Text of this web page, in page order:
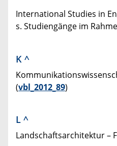
International Studies in
s. Studiengänge im
K ^
(vbl_2012_89)
L ^
Landschaftsarchitektur –